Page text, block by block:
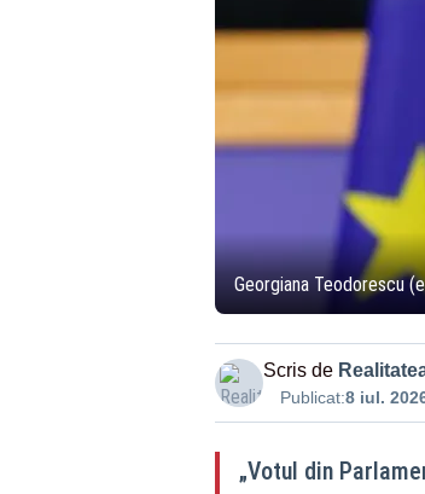
Georgiana Teodorescu
Scris de
Publicat:8 iul.
„Votul din